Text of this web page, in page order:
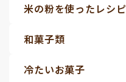
米の粉を使ったレシピ
和菓子類
冷たいお菓子